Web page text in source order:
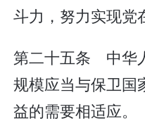
斗力，努力实现党
第二十五条 中华
规模应当与保卫国
益的需要相适应。